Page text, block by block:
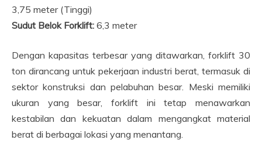
3,75 meter (Tinggi)
Sudut Belok Forklift: 6,3 meter
Dengan kapasitas terbesar yang ditawarkan, forklift 30
ton dirancang untuk pekerjaan industri berat, termasuk di
sektor konstruksi dan pelabuhan besar. Meski memiliki
ukuran yang besar, forklift ini tetap menawarkan
kestabilan dan kekuatan dalam mengangkat material
berat di berbagai lokasi yang menantang.